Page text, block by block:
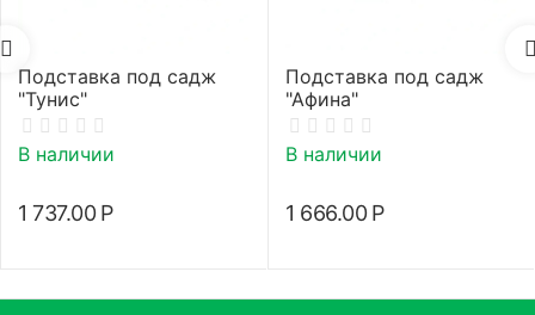
Подставка под садж
"Тунис"
В наличии
1 737.00 Р
Подставка под садж
"Афина"
В наличии
1 666.00 Р